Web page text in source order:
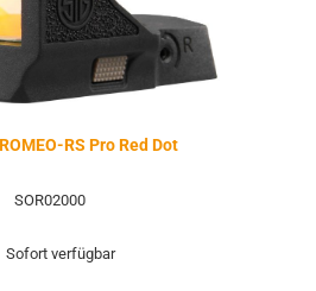
RS Pro Red Dot
SOR02000
Sofort verfügbar